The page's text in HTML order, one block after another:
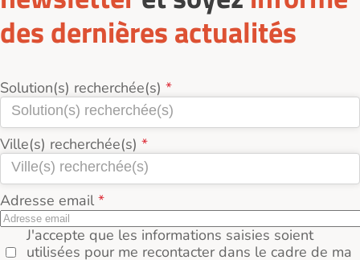
des dernières actualités
Solution(s) recherchée(s)
Ville(s) recherchée(s)
Adresse email
J'accepte que les informations saisies soient
utilisées pour me recontacter dans le cadre de ma